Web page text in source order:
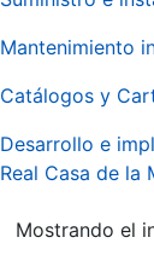
Mantenimiento
Catálogos y
Desarrollo e
Real Casa de la
Mostrando el